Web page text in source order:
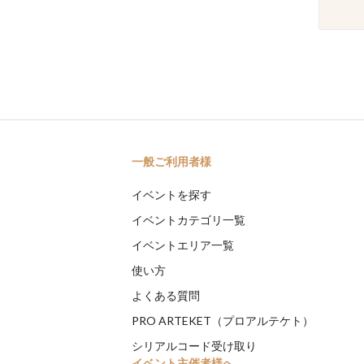
一般ご利用者様
イベントを探す
イベントカテゴリ一覧
イベントエリア一覧
使い方
よくある質問
PRO ARTEKET（プロアルテケト）
シリアルコード受け取り